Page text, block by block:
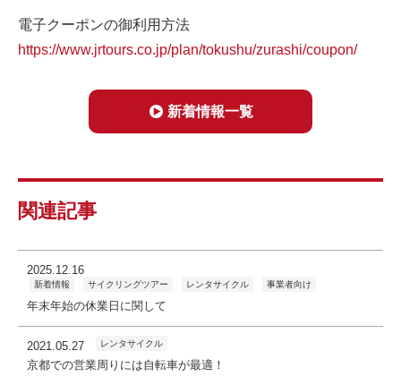
電子クーポンの御利用方法
https://www.jrtours.co.jp/plan/tokushu/zurashi/coupon/
新着情報一覧
関連記事
2025.12.16
新着情報 サイクリングツアー レンタサイクル 事業者向け
年末年始の休業日に関して
2021.05.27 レンタサイクル
京都での営業周りには自転車が最適！